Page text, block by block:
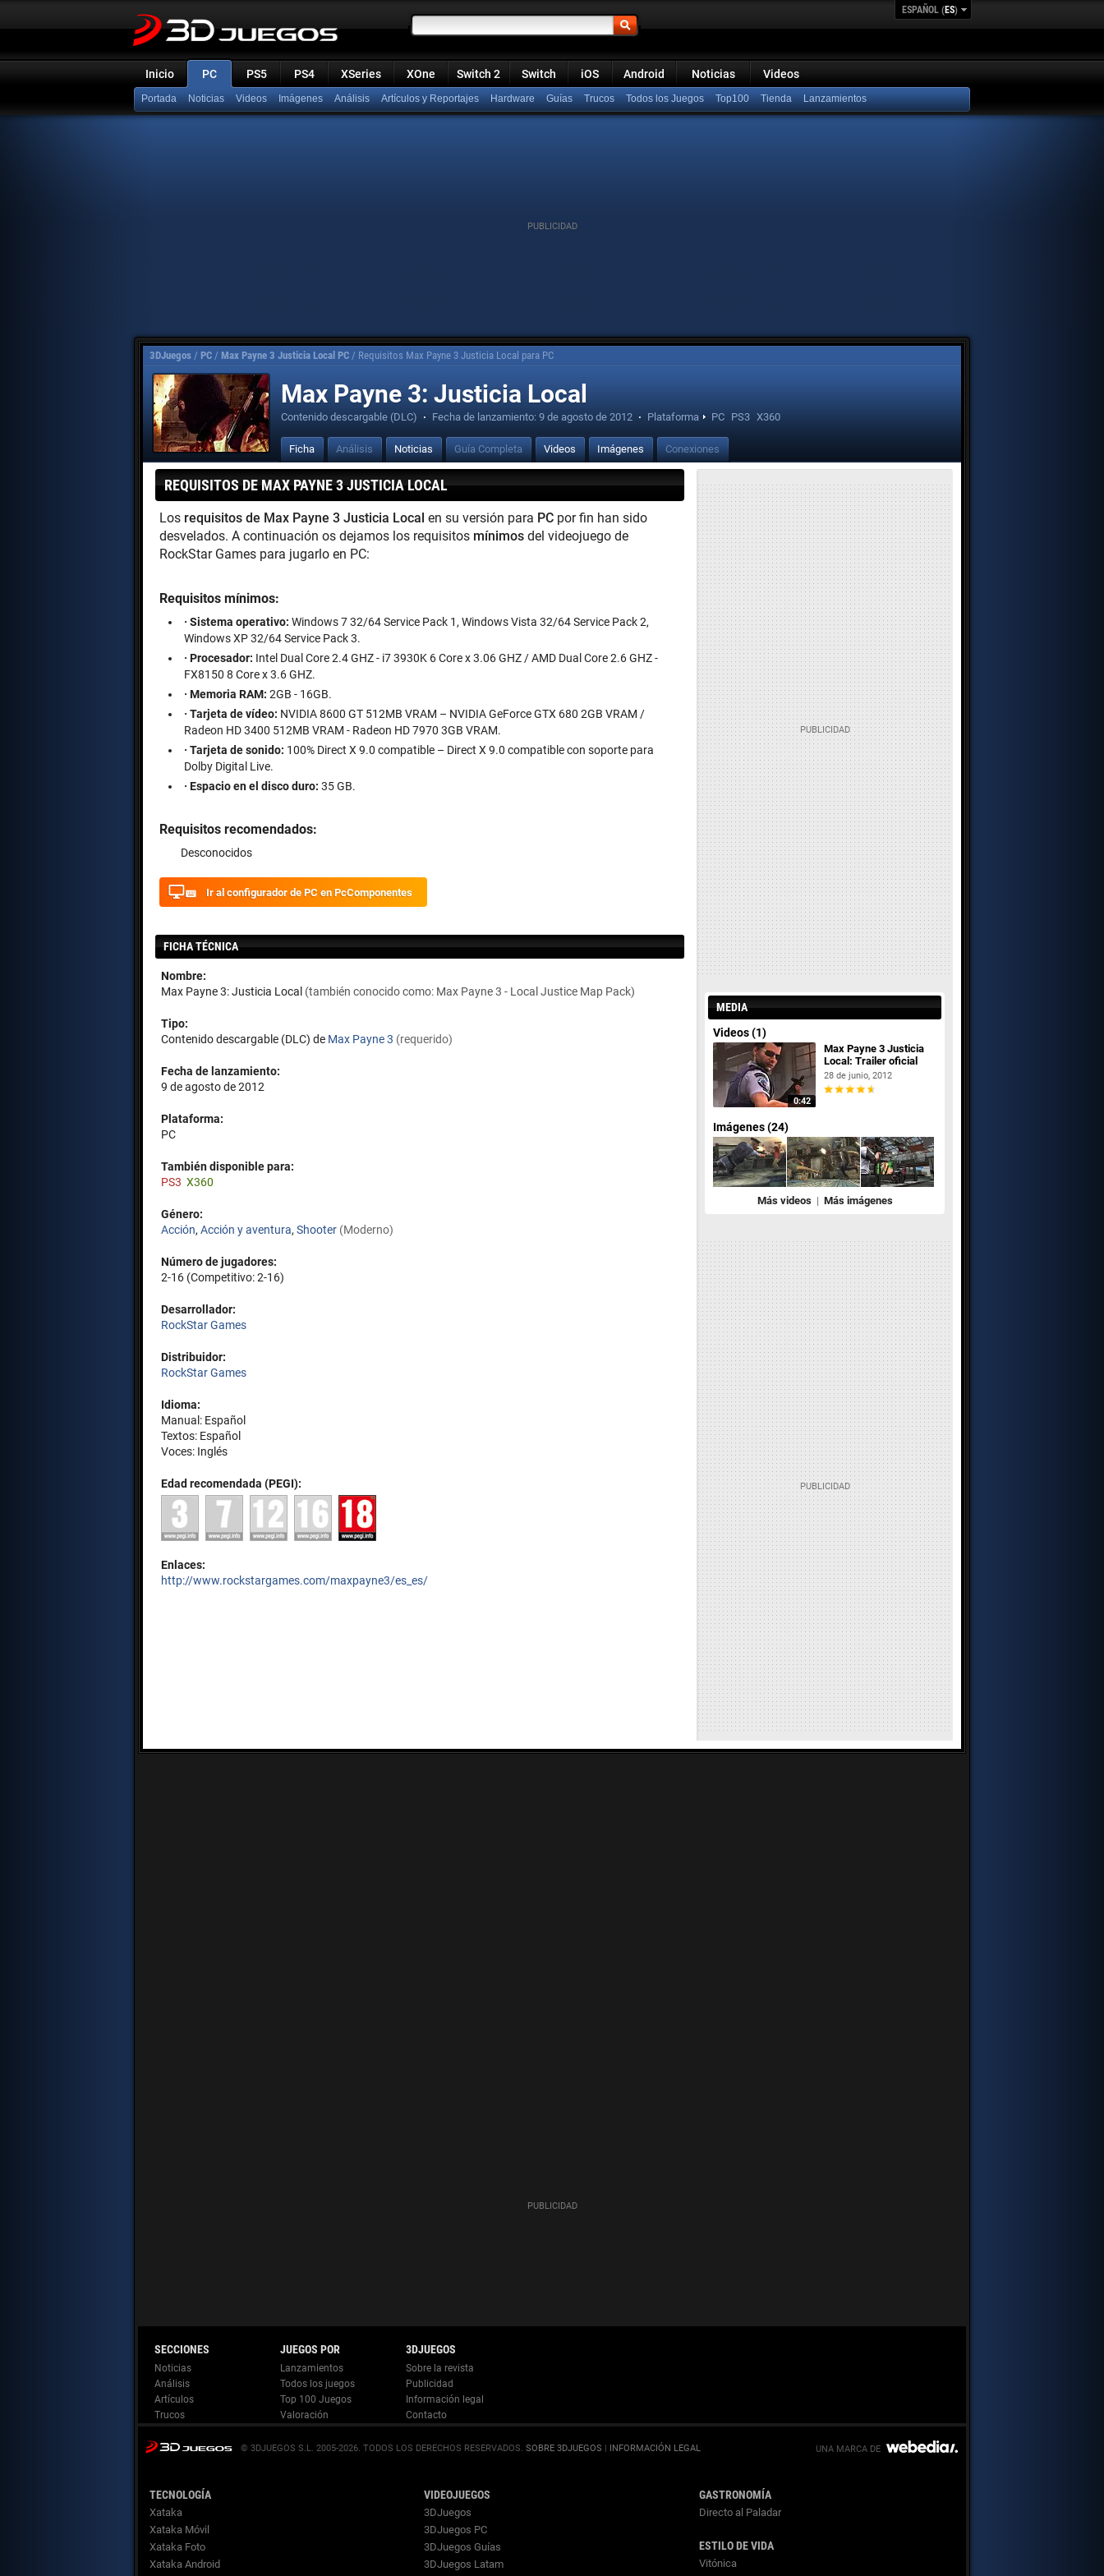
ESPAÑOL (ES)
Inicio PC PS5 PS4 XSeries XOne Switch 2 Switch iOS Android Noticias Videos
Portada Noticias Videos Imágenes Análisis Artículos y Reportajes Hardware Guías Trucos Todos los Juegos Top100 Lanzamientos
3DJuegos / PC / Max Payne 3 Justicia Local PC / Requisitos Max Payne 3 Justicia Local para PC
Max Payne 3: Justicia Local
Contenido descargable (DLC) · Fecha de lanzamiento: 9 de agosto de 2012 · Plataforma PC PS3 X360
Ficha Análisis Noticias Guía Completa Videos Imágenes Conexiones
REQUISITOS DE MAX PAYNE 3 JUSTICIA LOCAL
Los requisitos de Max Payne 3 Justicia Local en su versión para PC por fin han sido
desvelados. A continuación os dejamos los requisitos mínimos del videojuego de
RockStar Games para jugarlo en PC:
Requisitos mínimos:
· Sistema operativo: Windows 7 32/64 Service Pack 1, Windows Vista 32/64 Service Pack 2,
Windows XP 32/64 Service Pack 3.
· Procesador: Intel Dual Core 2.4 GHZ - i7 3930K 6 Core x 3.06 GHZ / AMD Dual Core 2.6 GHZ -
FX8150 8 Core x 3.6 GHZ.
· Memoria RAM: 2GB - 16GB.
· Tarjeta de vídeo: NVIDIA 8600 GT 512MB VRAM – NVIDIA GeForce GTX 680 2GB VRAM /
Radeon HD 3400 512MB VRAM - Radeon HD 7970 3GB VRAM.
· Tarjeta de sonido: 100% Direct X 9.0 compatible – Direct X 9.0 compatible con soporte para
Dolby Digital Live.
· Espacio en el disco duro: 35 GB.
Requisitos recomendados:
Desconocidos
Ir al configurador de PC en PcComponentes
FICHA TÉCNICA
Nombre:
Max Payne 3: Justicia Local (también conocido como: Max Payne 3 - Local Justice Map Pack)
Tipo:
Contenido descargable (DLC) de Max Payne 3 (requerido)
Fecha de lanzamiento:
9 de agosto de 2012
Plataforma:
PC
También disponible para:
PS3 X360
Género:
Acción, Acción y aventura, Shooter (Moderno)
Número de jugadores:
2-16 (Competitivo: 2-16)
Desarrollador:
RockStar Games
Distribuidor:
RockStar Games
Idioma:
Manual: Español
Textos: Español
Voces: Inglés
Edad recomendada (PEGI):
Enlaces:
http://www.rockstargames.com/maxpayne3/es_es/
MEDIA
Videos (1)
0:42
Max Payne 3 Justicia
Local: Trailer oficial
28 de junio, 2012
Imágenes (24)
Más videos| Más imágenes
Noticias
Análisis
Artículos
Trucos
Lanzamientos
Todos los juegos
Top 100 Juegos
Valoración
Información legal
© 3DJUEGOS S.L. 2005-2026. . SOBRE 3DJUEGOS | INFORMACIÓN LEGAL
TECNOLOGÍA
Xataka
Xataka Móvil
Xataka Foto
Xataka Android
VIDEOJUEGOS
3DJuegos
3DJuegos PC
3DJuegos Guías
3DJuegos Latam
GASTRONOMÍA
Directo al Paladar
ESTILO DE VIDA
Vitónica